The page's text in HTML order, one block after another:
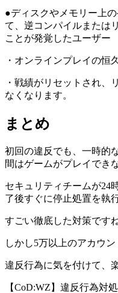
●ディスクやメモリー上
て、逆コンパイルまたは
ことが発覚したユーザー
・オンラインプレイの恒
・戦績がリセットされ、
なくなります。
まとめ
初回の違反でも、一時的
間はゲームがプレイでき
セキュリティチームが24
了後すぐに停止処置を執
すごい徹底した対策ですね
しかし5万以上のアカウ
違反行為に気を付けて、
【CoD:WZ】違反行為対